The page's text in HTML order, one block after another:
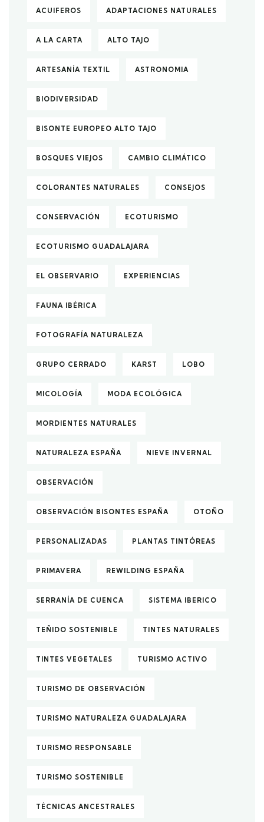
ACUIFEROS ADAPTACIONES NATURALES
A LA CARTA ALTO TAJO
ARTESANÍA TEXTIL ASTRONOMIA
BIODIVERSIDAD
BISONTE EUROPEO ALTO TAJO
BOSQUES VIEJOS CAMBIO CLIMÁTICO
COLORANTES NATURALES CONSEJOS
CONSERVACIÓN ECOTURISMO
ECOTURISMO GUADALAJARA
EL OBSERVARIO EXPERIENCIAS
FAUNA IBÉRICA
FOTOGRAFÍA NATURALEZA
GRUPO CERRADO KARST LOBO
MICOLOGÍA MODA ECOLÓGICA
MORDIENTES NATURALES
NATURALEZA ESPAÑA NIEVE INVERNAL
OBSERVACIÓN
OBSERVACIÓN BISONTES ESPAÑA OTOÑO
PERSONALIZADAS PLANTAS TINTÓREAS
PRIMAVERA REWILDING ESPAÑA
SERRANÍA DE CUENCA SISTEMA IBERICO
TEÑIDO SOSTENIBLE TINTES NATURALES
TINTES VEGETALES TURISMO ACTIVO
TURISMO DE OBSERVACIÓN
TURISMO NATURALEZA GUADALAJARA
TURISMO RESPONSABLE
TURISMO SOSTENIBLE
TÉCNICAS ANCESTRALES